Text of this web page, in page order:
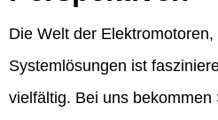
Die Welt der
Systemlösungen ist
vielfältig. Bei uns bekommen